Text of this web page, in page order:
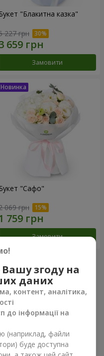
Букет "Блакитна казка"
227 грн
Замовити
Букет "Сафо"
069 грн
Замовити
згоду на
даних
контент, аналітика,
до інформації на
(наприклад, файли
буде доступна